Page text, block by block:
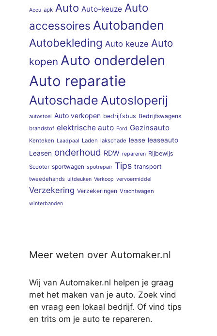
Accu apk Auto Auto-keuze Auto
accessoires Autobanden
Autobekleding Auto keuze Auto
kopen Auto onderdelen
Auto reparatie
Autoschade Autosloperij
autostoel Auto verkopen bedrijfsbus Bedrijfswagens
brandstof elektrische auto Ford Gezinsauto
Kenteken Laadpaal Laden lakschade lease leaseauto
Leasen onderhoud RDW repareren Rijbewijs
Scooter sportwagen spotrepair Tips transport
tweedehands uitdeuken Verkoop vervoermiddel
Verzekering Verzekeringen Vrachtwagen
winterbanden
Meer weten over Automaker.nl
Wij van Automaker.nl helpen je graag
met het maken van je auto. Zoek vind
en vraag een lokaal bedrijf. Of vind tips
en trits om je auto te repareren.